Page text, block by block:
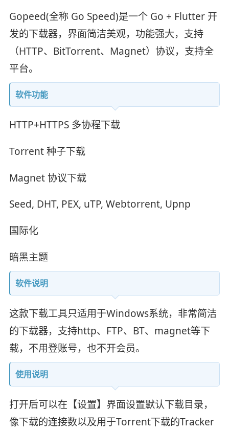
Gopeed(全称 Go Speed)是一个 Go + Flutter 开
发的下载器，界面简洁美观，功能强大，支持
（HTTP、BitTorrent、Magnet）协议，支持全
平台。
软件功能
HTTP+HTTPS 多协程下载
Torrent 种子下载
Magnet 协议下载
Seed, DHT, PEX, uTP, Webtorrent, Upnp
国际化
暗黑主题
软件说明
这款下载工具只适用于Windows系统，非常简洁
的下载器，支持http、FTP、BT、magnet等下
载，不用登账号，也不开会员。
使用说明
打开后可以在【设置】界面设置默认下载目录，
像下载的连接数以及用于Torrent下载的Tracker